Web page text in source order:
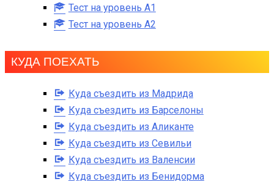
Тест на уровень A1
Тест на уровень A2
КУДА ПОЕХАТЬ
Куда съездить из Мадрида
Куда съездить из Барселоны
Куда съездить из Аликанте
Куда съездить из Севильи
Куда съездить из Валенсии
Куда съездить из Бенидорма